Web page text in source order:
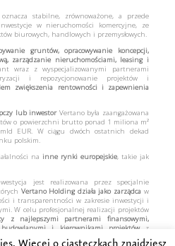
oznacza stabilne, zrównoważone, a przede
w nieruchomości komercyjne, ze
biurowych, handlowych i przemysłowych.
gruntów, opracowywanie koncepcji,
zarządzanie nieruchomościami, leasing i
wraz z wyspecjalizowanymi partnerami
i repozycjonowanie projektów i
zwiększenia rentowności i zapewnienia
lub inwestorVertano była zaangażowana
o powierzchni brutto ponad 1 miliona m²
EUR. W ciągu dwóch ostatnich dekad
polskim.
na inne rynki europejskie, takie jak
jest realizowana przez specjalnie
Vertano Holding działa jako zarządca w
i transparentności w zakresie inwestycji i
W celu profesjonalnej realizacji projektów
z najlepszymi partnerami finansowymi,
i kierownikami projektów
z
Więcej o ciasteczkach znajdziesz